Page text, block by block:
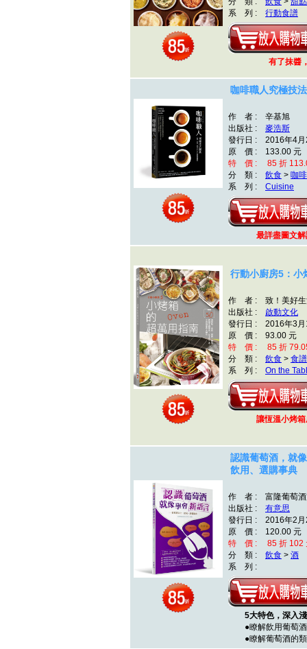
系 列 : 行動食譜
有了抹醬，
咖啡職人究極技
作 者 : 辛基旭
出版社 : 麥浩斯
發行日 : 2016年4月
原 價 : 133.00 元
特 價 : 85 折
分 類 : 飲食 > 咖
系 列 : Cuisine
最詳盡圖文
行動小廚房5：小
作 者 : 致！美好生
出版社 : 啟動文化
發行日 : 2016年3月
原 價 : 93.00 元
特 價 : 85 折
分 類 : 飲食 > 食譜
系 列 : On the
讓恆溫小烤
認識葡萄酒，就
飲用、選購事典
作 者 : 富隆葡萄酒
出版社 : 有意思
發行日 : 2016年2月
原 價 : 120.00 元
特 價 : 85 折 102
分 類 : 飲食 > 酒
系 列 :
5大特色，深入
●瞭解飲用葡萄酒
●瞭解葡萄酒的